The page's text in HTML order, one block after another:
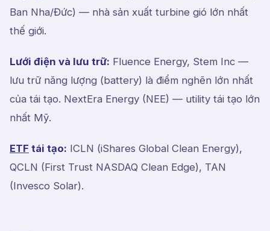
Ban Nha/Đức) — nhà sản xuất turbine gió lớn nhất
thế giới.
Lưới điện và lưu trữ: Fluence Energy, Stem Inc —
lưu trữ năng lượng (battery) là điểm nghẽn lớn nhất
của tái tạo. NextEra Energy (NEE) — utility tái tạo lớn
nhất Mỹ.
ETF tái tạo: ICLN (iShares Global Clean Energy),
QCLN (First Trust NASDAQ Clean Edge), TAN
(Invesco Solar).